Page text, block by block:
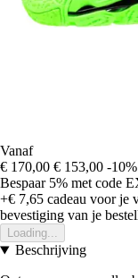
Vanaf
€ 170,00 € 153,00 -10%
Bespaar 5% met code
+€ 7,65 cadeau voor je
bevestiging van je
Loading...
Beschrijving